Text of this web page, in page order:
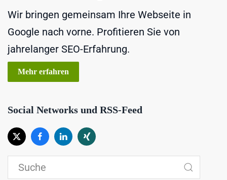
Wir bringen gemeinsam Ihre Webseite in
Google nach vorne. Profitieren Sie von
jahrelanger SEO-Erfahrung.
Mehr erfahren
Social Networks und RSS-Feed